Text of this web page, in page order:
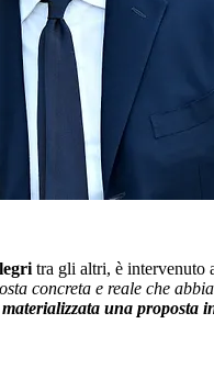
tra gli altri, è intervenuto
concreta e reale che
una proposta